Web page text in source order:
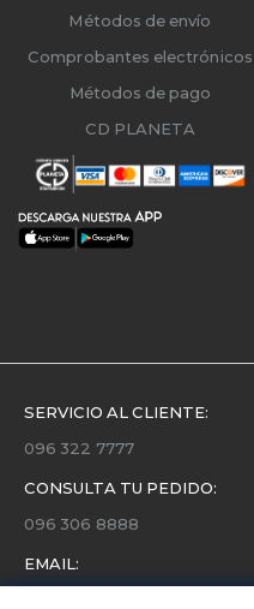
Métodos de envío
Comprobantes electrónicos
Métodos de pago
CD PLANETA
SERVICIO AL CLIENTE:
096 322 7777
CONSULTA TU PEDIDO:
096 306 8888
EMAIL: